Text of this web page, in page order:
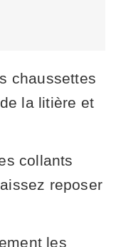
chaussettes
la litière et
collants
reposer
les